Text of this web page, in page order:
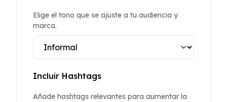
Elige el tono que se ajuste a tu audiencia y
marca.
Incluir Hashtags
Añade hashtags relevantes para aumentar la